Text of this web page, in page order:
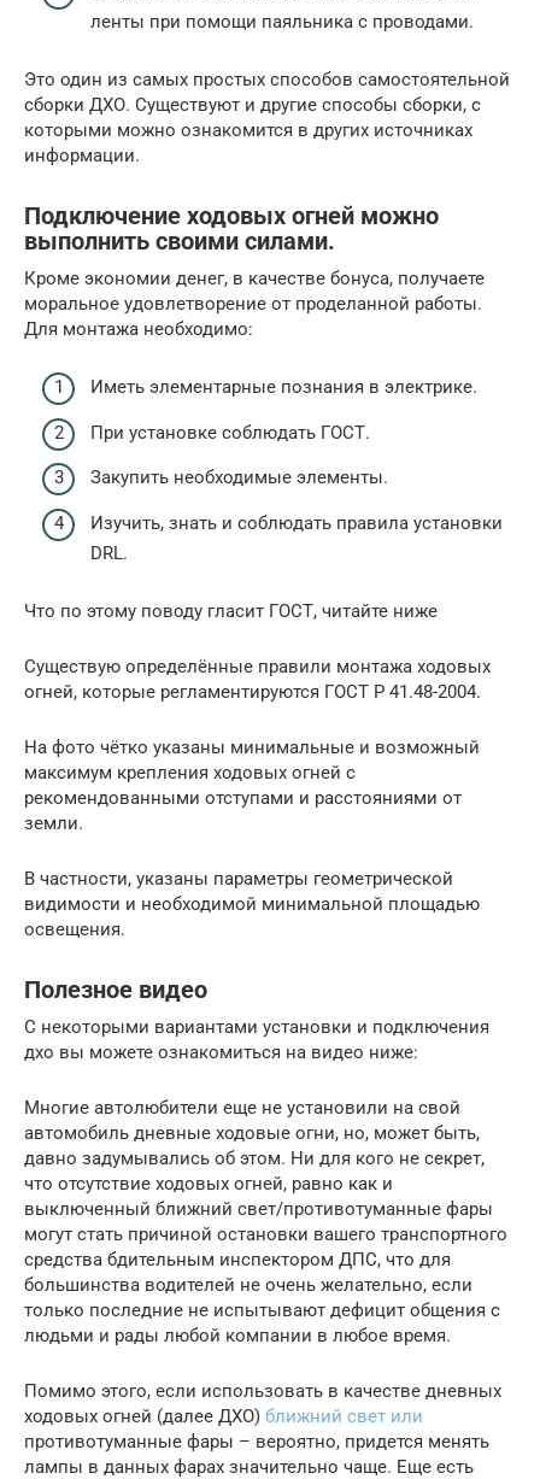
ленты при помощи паяльника с проводами.
Это один из самых простых способов самостоятельной
сборки ДХО. Существуют и другие способы сборки, с
которыми можно ознакомится в других источниках
информации.
Подключение ходовых огней можно
выполнить своими силами.
Кроме экономии денег, в качестве бонуса, получаете
моральное удовлетворение от проделанной работы.
Для монтажа необходимо:
Иметь элементарные познания в электрике.
При установке соблюдать ГОСТ.
Закупить необходимые элементы.
Изучить, знать и соблюдать правила установки
DRL.
Что по этому поводу гласит ГОСТ, читайте ниже
Существую определённые правили монтажа ходовых
огней, которые регламентируются ГОСТ Р 41.48-2004.
На фото чётко указаны минимальные и возможный
максимум крепления ходовых огней с
рекомендованными отступами и расстояниями от
земли.
В частности, указаны параметры геометрической
видимости и необходимой минимальной площадью
освещения.
Полезное видео
С некоторыми вариантами установки и подключения
дхо вы можете ознакомиться на видео ниже:
Многие автолюбители еще не установили на свой
автомобиль дневные ходовые огни, но, может быть,
давно задумывались об этом. Ни для кого не секрет,
что отсутствие ходовых огней, равно как и
выключенный ближний свет/противотуманные фары
могут стать причиной остановки вашего транспортного
средства бдительным инспектором ДПС, что для
большинства водителей не очень желательно, если
только последние не испытывают дефицит общения с
людьми и рады любой компании в любое время.
Помимо этого, если использовать в качестве дневных
ходовых огней (далее ДХО) ближний свет или
противотуманные фары – вероятно, придется менять
лампы в данных фарах значительно чаще. Еще есть